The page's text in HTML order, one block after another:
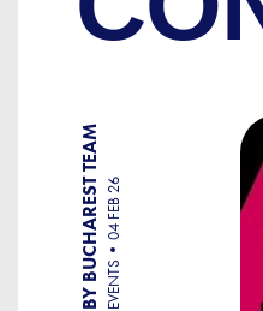
BY BUCHAREST TEAM EVENTS
04 FEB 26